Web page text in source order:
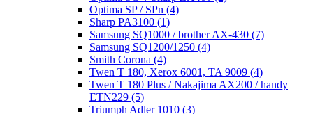
Optima SP / SPn (4)
Sharp PA3100 (1)
Samsung SQ1000 / brother AX-430 (7)
Samsung SQ1200/1250 (4)
Smith Corona (4)
Twen T 180, Xerox 6001, TA 9009 (4)
Twen T 180 Plus / Nakajima AX200 / handy
ETN229 (5)
Triumph Adler 1010 (3)